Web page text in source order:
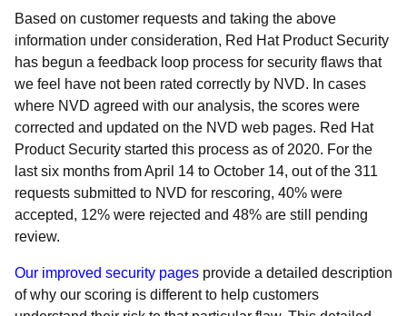
Based on customer requests and taking the above
information under consideration, Red Hat Product Security
has begun a feedback loop process for security flaws that
we feel have not been rated correctly by NVD. In cases
where NVD agreed with our analysis, the scores were
corrected and updated on the NVD web pages. Red Hat
Product Security started this process as of 2020. For the
last six months from April 14 to October 14, out of the 311
requests submitted to NVD for rescoring, 40% were
accepted, 12% were rejected and 48% are still pending
review.
Our improved security pages provide a detailed description
of why our scoring is different to help customers